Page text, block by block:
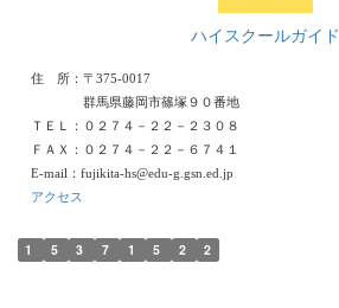
ハイスクールガイド
住 所：〒375-0017
群馬県藤岡市篠塚９０番地
ＴＥＬ：０２７４－２２－２３０８
ＦＡＸ：０２７４－２２－６７４１
E-mail：fujikita-hs@edu-g.gsn.ed.jp
アクセス
1 5 3 7 1 5 2 2